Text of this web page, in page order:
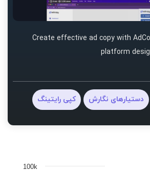
Create effective ad copy with
platform
دستیارهای نگارش کپی رایتینگ
100k